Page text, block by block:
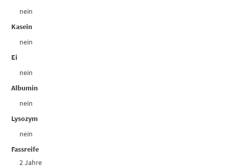
nein
Kasein
nein
Ei
nein
Albumin
nein
Lysozym
nein
Fassreife
2 Jahre